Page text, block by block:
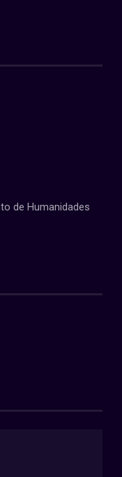
de Humanidades